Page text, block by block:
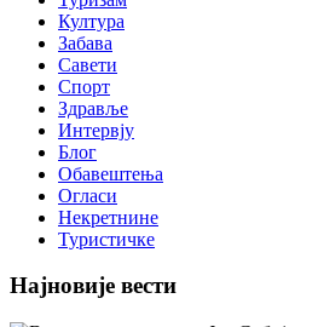
Култура
Забава
Савети
Спорт
Здравље
Интервју
Блог
Обавештења
Огласи
Некретнине
Туристичке
Најновије вести